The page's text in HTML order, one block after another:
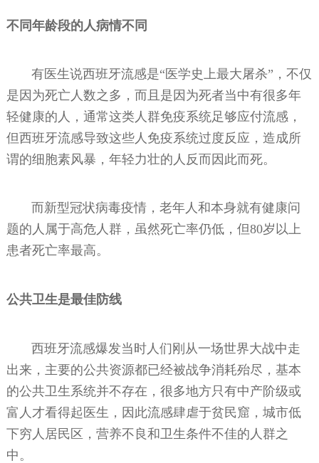
不同年龄段的人病情不同
有医生说西班牙流感是“医学史上最大屠杀”，不仅
是因为死亡人数之多，而且是因为死者当中有很多年
轻健康的人，通常这类人群免疫系统足够应付流感，
但西班牙流感导致这些人免疫系统过度反应，造成所
谓的细胞素风暴，年轻力壮的人反而因此而死。
而新型冠状病毒疫情，老年人和本身就有健康问
题的人属于高危人群，虽然死亡率仍低，但80岁以上
患者死亡率最高。
公共卫生是最佳防线
西班牙流感爆发当时人们刚从一场世界大战中走
出来，主要的公共资源都已经被战争消耗殆尽，基本
的公共卫生系统并不存在，很多地方只有中产阶级或
富人才看得起医生，因此流感肆虐于贫民窟，城市低
下穷人居民区，营养不良和卫生条件不佳的人群之
中。